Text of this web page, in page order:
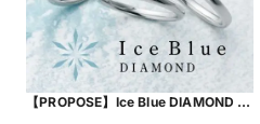
【PROPOSE】Ice Blue DIAMOND ～